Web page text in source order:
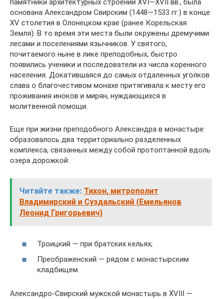
памятники архитектурных строений XVI—XVII вв., была
основана Александром Свирским (1448—1533 гг.) в конце
XV столетия в Олонецком крае (ранее Корельская
Земля). В то время эти места были окружены дремучими
лесами и поселениями язычников. У святого,
почитаемого ныне в лике преподобных, быстро
появились ученики и последователи из числа коренного
населения. Докатившаяся до самых отдаленных уголков
слава о благочестивом монахе притягивала к месту его
проживания иноков и мирян, нуждающихся в
молитвенной помощи.
Еще при жизни преподобного Александра в монастыре
образовалось два территориально разделенных
комплекса, связанных между собой протоптанной вдоль
озера дорожкой:
Читайте также: Тихон, митрополит
Владимирский и Суздальский (Емельянов
Леонид Григорьевич)
Троицкий — при братских кельях;
Преображенский — рядом с монастырским
кладбищем.
Александро-Свирский мужской монастырь в XVIII —